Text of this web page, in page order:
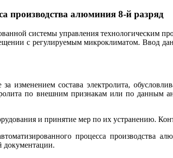
производства алюминия 8-й разряд
системы управления технологическим
с регулируемым микроклиматом. Ввод
изменением состава электролита,
по внешним признакам или по данным
и принятие мер по их устранению.
процесса производства
документации.